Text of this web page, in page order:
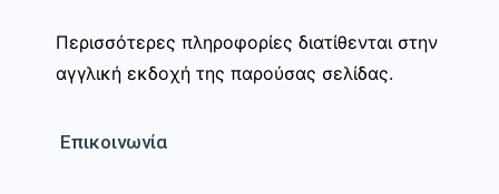
Περισσότερες πληροφορίες διατίθενται στην
αγγλική εκδοχή της παρούσας σελίδας.
Επικοινωνία